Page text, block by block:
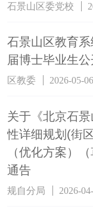
石景山区委党校
石景山区教育
届博士毕业生
区教委 2026-05-06
关于《北京石
性详细规划(街
（优化方案）
通告
规自分局 2026-